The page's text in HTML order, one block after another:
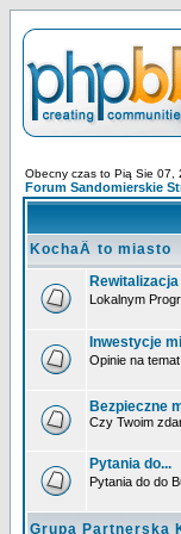
Obecny czas to Pią Sie 07,
Forum Sandomierskie
KochaÄ to miasto
Rewitalizacja
Lokalnym
Inwestycje
Opinie na
Bezpieczne
Czy Twoim
Pytania do...
Pytania do do
Grupa Partnerska